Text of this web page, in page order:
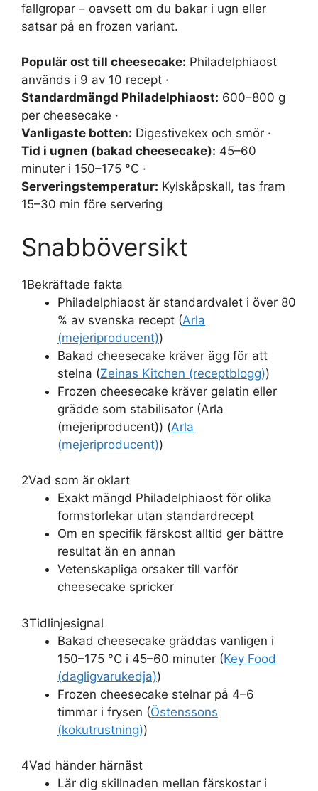
fallgropar – oavsett om du bakar i ugn eller
satsar på en frozen variant.
Populär ost till cheesecake: Philadelphiaost
används i 9 av 10 recept ·
Standardmängd Philadelphiaost: 600–800 g
per cheesecake ·
Vanligaste botten: Digestivekex och smör ·
Tid i ugnen (bakad cheesecake): 45–60
minuter i 150–175 °C ·
Serveringstemperatur: Kylskåpskall, tas fram
15–30 min före servering
Snabböversikt
1Bekräftade fakta
Philadelphiaost är standardvalet i över 80
% av svenska recept (Arla
(mejeriproducent))
Bakad cheesecake kräver ägg för att
stelna (Zeinas Kitchen (receptblogg))
Frozen cheesecake kräver gelatin eller
grädde som stabilisator (Arla
(mejeriproducent)) (Arla
(mejeriproducent))
2Vad som är oklart
Exakt mängd Philadelphiaost för olika
formstorlekar utan standardrecept
Om en specifik färskost alltid ger bättre
resultat än en annan
Vetenskapliga orsaker till varför
cheesecake spricker
3Tidlinjesignal
Bakad cheesecake gräddas vanligen i
150–175 °C i 45–60 minuter (Key Food
(dagligvarukedja))
Frozen cheesecake stelnar på 4–6
timmar i frysen (Östenssons
(kokutrustning))
4Vad händer härnäst
Lär dig skillnaden mellan färskostar i